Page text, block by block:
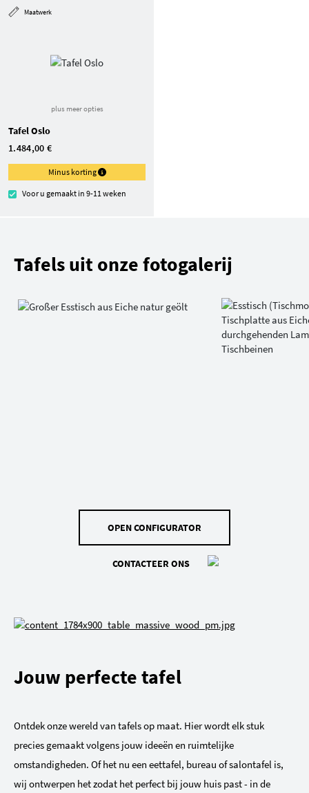
Maatwerk
plus meer opties
Tafel Oslo
1.484,00 €
Minus korting
Voor u gemaakt in 9-11 weken
Tafels uit onze fotogalerij
OPEN CONFIGURATOR
CONTACTEER ONS
Jouw perfecte tafel
Ontdek onze wereld van tafels op maat. Hier wordt elk stuk
precies gemaakt volgens jouw ideeën en ruimtelijke
omstandigheden. Of het nu een eettafel, bureau of salontafel is,
wij ontwerpen het zodat het perfect bij jouw huis past - in de